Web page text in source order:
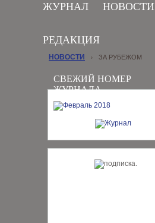
ЖУРНАЛ НОВОСТИ
РЕДАКЦИЯ
СВЕЖИЙ НОМЕР
ЖУРНАЛА
НОВОСТИ › ЗА РУБЕЖОМ